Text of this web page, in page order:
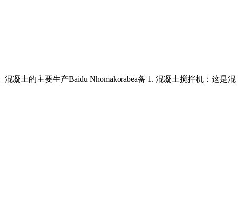
凝土的主要生产Baidu Nhomakorabea备 1. 混凝土搅拌机：这是混